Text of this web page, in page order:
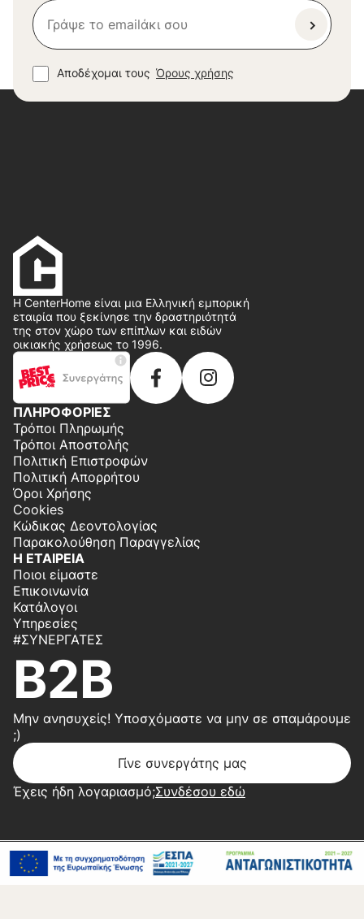
Αποδέχομαι τους Όρους χρήσης
Η CenterHome είναι μια Ελληνική εμπορική
εταιρία που ξεκίνησε την δραστηριότητά
της στον χώρο των επίπλων και ειδών
οικιακής χρήσεως το 1996.
ΠΛΗΡΟΦΟΡΙΕΣ
Τρόποι Πληρωμής
Τρόποι Αποστολής
Πολιτική Επιστροφών
Πολιτική Απορρήτου
Όροι Χρήσης
Cookies
Κώδικας Δεοντολογίας
Παρακολούθηση Παραγγελίας
Η ΕΤΑΙΡΕΙΑ
Ποιοι είμαστε
Επικοινωνία
Κατάλογοι
Υπηρεσίες
#ΣΥΝΕΡΓΆΤΕΣ
B2B
Μην ανησυχείς! Υποσχόμαστε να μην σε σπαμάρουμε
;)
Γίνε συνεργάτης μας
Έχεις ήδη λογαριασμό;Συνδέσου εδώ
Copyright 2026 © Center Home | Created by